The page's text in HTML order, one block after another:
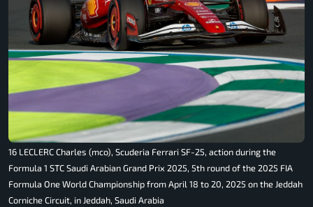
16 LECLERC Charles (mco), Scuderia Ferrari SF-25, action during the
Formula 1 STC Saudi Arabian Grand Prix 2025, 5th round of the 2025 FIA
Formula One World Championship from April 18 to 20, 2025 on the Jeddah
Corniche Circuit, in Jeddah, Saudi Arabia